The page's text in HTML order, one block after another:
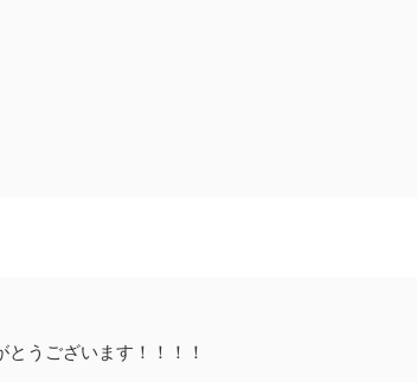
うございます！！！！